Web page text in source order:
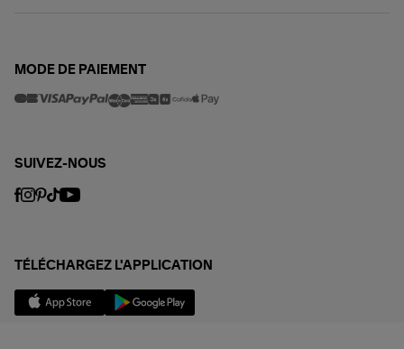
MODE DE PAIEMENT
SUIVEZ-NOUS
TÉLÉCHARGEZ L'APPLICATION